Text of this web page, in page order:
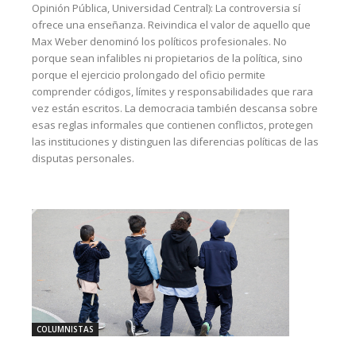
Opinión Pública, Universidad Central): La controversia sí
ofrece una enseñanza. Reivindica el valor de aquello que
Max Weber denominó los políticos profesionales. No
porque sean infalibles ni propietarios de la política, sino
porque el ejercicio prolongado del oficio permite
comprender códigos, límites y responsabilidades que rara
vez están escritos. La democracia también descansa sobre
esas reglas informales que contienen conflictos, protegen
las instituciones y distinguen las diferencias políticas de las
disputas personales.
COLUMNISTAS